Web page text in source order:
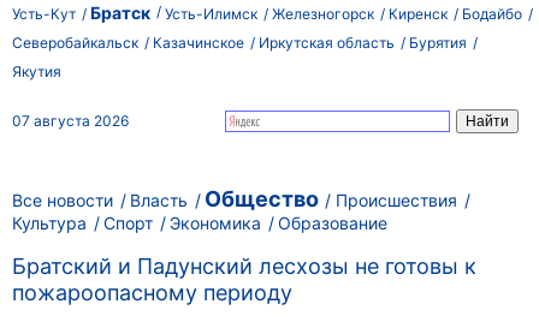
Усть-Кут Братск Усть-Илимск Железногорск Киренск
Бодайбо
Северобайкальск
Казачинское Иркутская область
Бурятия
Якутия
07 августа 2026
Все новости Власть Общество
Происшествия
Культура
Спорт Экономика Образование
Братский и Падунский лесхозы не готовы к
пожароопасному периоду